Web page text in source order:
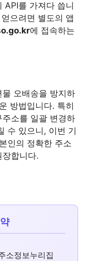
API를 가져다 씁니
으려면 별도의 앱
에 접속하는
오배송을 방지하
방법입니다. 특히
소를 일괄 변경하
수 있으니, 이번 기
인의 정확한 주소
합니다.
소정보누리집